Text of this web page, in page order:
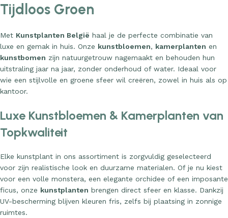
Tijdloos Groen
Met Kunstplanten België haal je de perfecte combinatie van
luxe en gemak in huis. Onze kunstbloemen, kamerplanten en
kunstbomen zijn natuurgetrouw nagemaakt en behouden hun
uitstraling jaar na jaar, zonder onderhoud of water. Ideaal voor
wie een stijlvolle en groene sfeer wil creëren, zowel in huis als op
kantoor.
Luxe Kunstbloemen & Kamerplanten van
Topkwaliteit
Elke kunstplant in ons assortiment is zorgvuldig geselecteerd
voor zijn realistische look en duurzame materialen. Of je nu kiest
voor een volle monstera, een elegante orchidee of een imposante
ficus, onze kunstplanten brengen direct sfeer en klasse. Dankzij
UV-bescherming blijven kleuren fris, zelfs bij plaatsing in zonnige
ruimtes.